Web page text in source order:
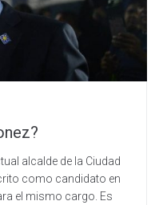
alcalde de la Ciudad
como candidato en
el mismo cargo. Es